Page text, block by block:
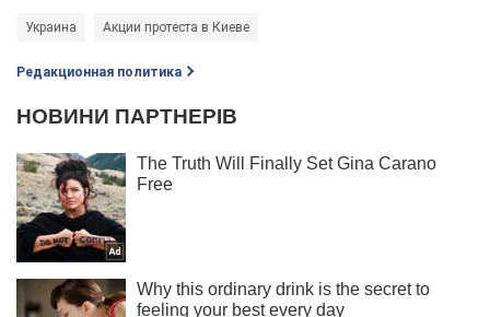
Украина Акции протеста в Киеве
Редакционная политика